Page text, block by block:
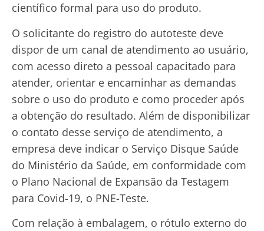
científico formal para uso do produto.
O solicitante do registro do autoteste deve
dispor de um canal de atendimento ao usuário,
com acesso direto a pessoal capacitado para
atender, orientar e encaminhar as demandas
sobre o uso do produto e como proceder após
a obtenção do resultado. Além de disponibilizar
o contato desse serviço de atendimento, a
empresa deve indicar o Serviço Disque Saúde
do Ministério da Saúde, em conformidade com
o Plano Nacional de Expansão da Testagem
para Covid-19, o PNE-Teste.
Com relação à embalagem, o rótulo externo do